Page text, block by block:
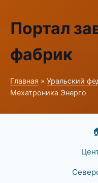
Портал
фабрик
Главная » Уральский
Мехатроника Энерго